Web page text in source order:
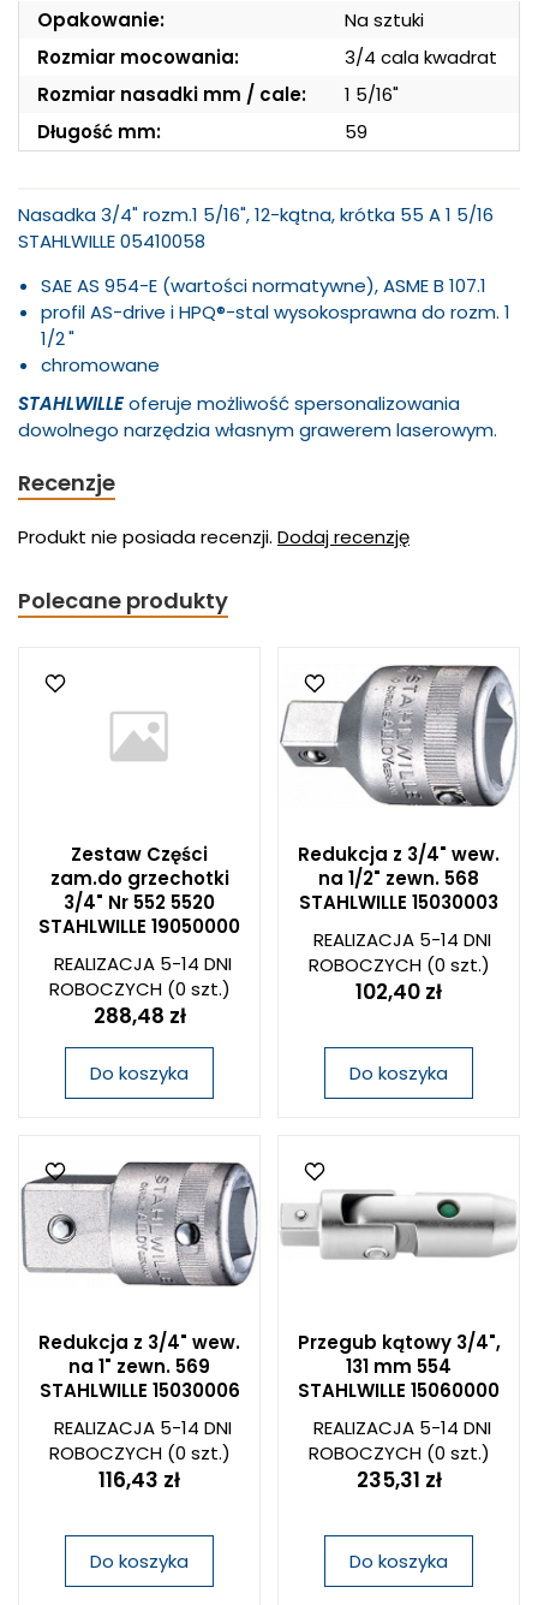
Opakowanie:
Na sztuki
Rozmiar mocowania:
3/4 cala kwadrat
Rozmiar nasadki mm / cale:
1 5/16"
Długość mm:
59
Nasadka 3/4" rozm.1 5/16", 12-kątna, krótka 55 A 1 5/16
STAHLWILLE 05410058
SAE AS 954-E (wartości normatywne), ASME B 107.1
profil AS-drive i HPQ®-stal wysokosprawna do rozm. 1
1/2"
chromowane
STAHLWILLEoferuje możliwość spersonalizowania
dowolnego narzędzia własnym grawerem laserowym.
Recenzje
Produkt nie posiada recenzji. Dodaj recenzję
Polecane produkty
Zestaw Części
zam.do grzechotki
3/4" Nr 552 5520
STAHLWILLE 19050000
REALIZACJA 5-14 DNI
ROBOCZYCH(0 szt.)
288,48 zł
Do koszyka
Redukcja z 3/4" wew.
na 1/2" zewn. 568
STAHLWILLE 15030003
REALIZACJA 5-14 DNI
ROBOCZYCH(0 szt.)
102,40 zł
Do koszyka
Redukcja z 3/4" wew.
na 1" zewn. 569
STAHLWILLE 15030006
REALIZACJA 5-14 DNI
ROBOCZYCH(0 szt.)
116,43 zł
Do koszyka
Przegub kątowy 3/4",
131 mm 554
STAHLWILLE 15060000
REALIZACJA 5-14 DNI
ROBOCZYCH(0 szt.)
235,31 zł
Do koszyka